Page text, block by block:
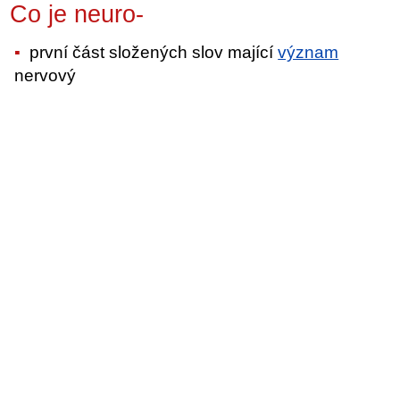
Co je neuro-
první část složených slov majícívýznam
nervový